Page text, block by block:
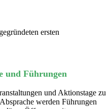
ersten
und Führungen
und Aktionstage zu
werden Führungen